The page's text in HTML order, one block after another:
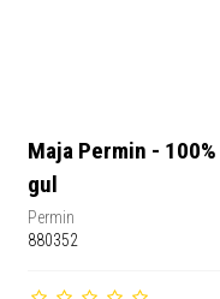
Maja Permin -
gul
Permin
880352